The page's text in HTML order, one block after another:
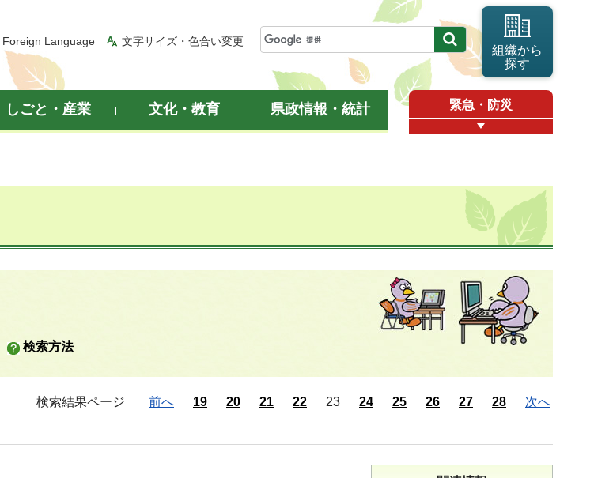
Foreign Language 文字サイズ・色合い変更
組織から
探す
しごと・産業 文化・教育 県政情報・統計 緊急・防災
検索方法
検索結果ページ 前へ 19 20 21 22 23 24 25 26 27 28 次へ